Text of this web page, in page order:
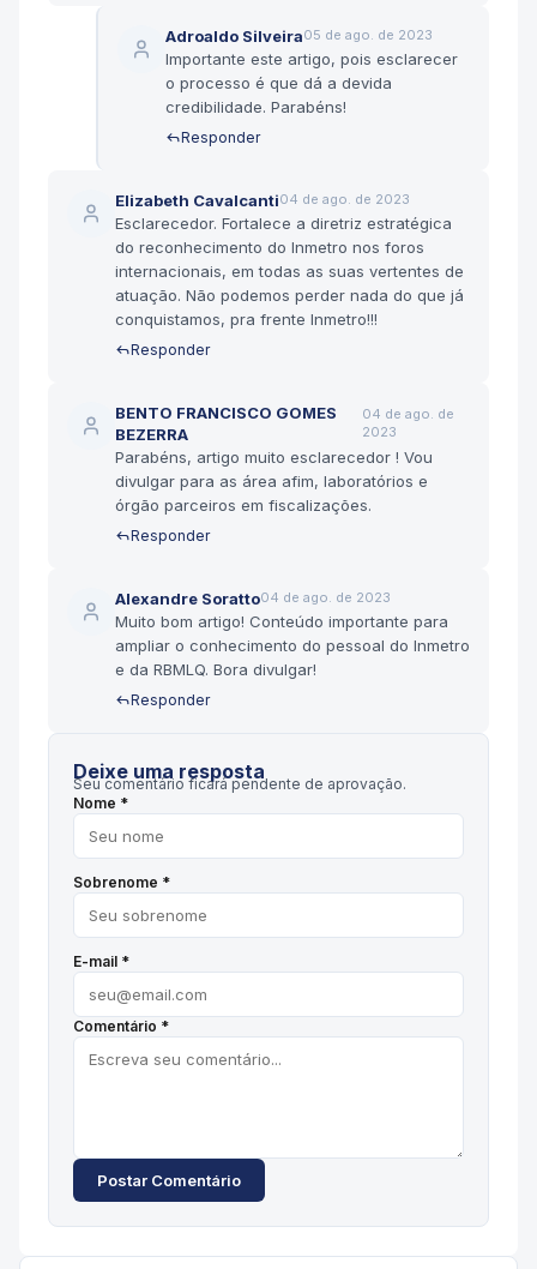
Adroaldo Silveira05 de ago. de 2023
Importante este artigo, pois esclarecer
o processo é que dá a devida
credibilidade. Parabéns!
Responder
Elizabeth Cavalcanti04 de ago. de 2023
Esclarecedor. Fortalece a diretriz estratégica
do reconhecimento do Inmetro nos foros
internacionais, em todas as suas vertentes de
atuação. Não podemos perder nada do que já
conquistamos, pra frente Inmetro!!!
Responder
BENTO FRANCISCO GOMES
BEZERRA
04 de ago. de
2023
Parabéns, artigo muito esclarecedor ! Vou
divulgar para as área afim, laboratórios e
órgão parceiros em fiscalizações.
Responder
Alexandre Soratto04 de ago. de 2023
Muito bom artigo! Conteúdo importante para
ampliar o conhecimento do pessoal do Inmetro
e da RBMLQ. Bora divulgar!
Responder
Deixe uma resposta
Seu comentário ficará pendente de aprovação.
Nome *
Sobrenome *
E-mail *
Comentário *
Postar Comentário